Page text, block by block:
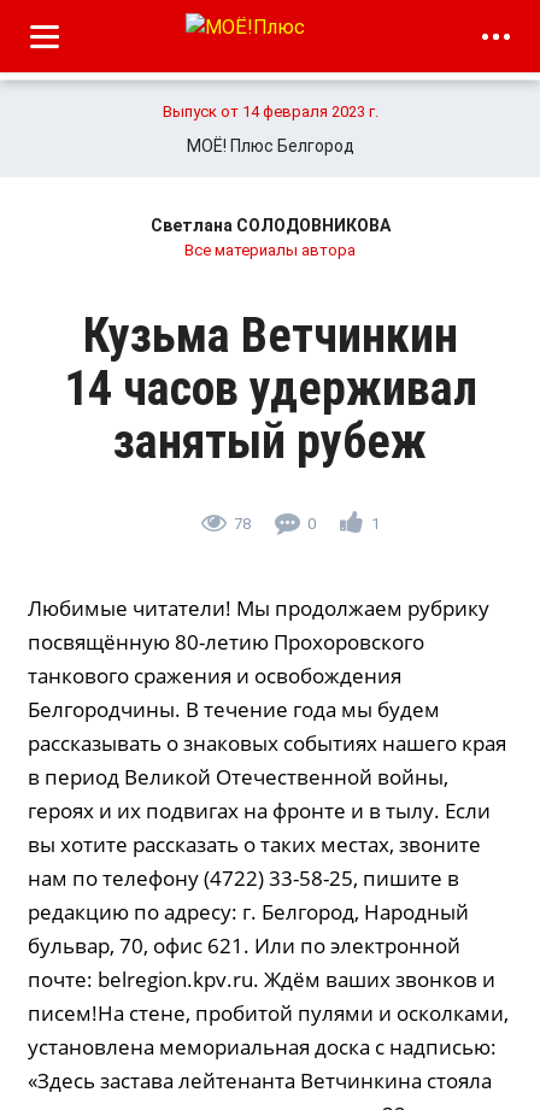
Выпуск от 14 февраля 2023 г.
МОЁ! Плюс Белгород
Светлана СОЛОДОВНИКОВА
Все материалы автора
Кузьма Ветчинкин
14 часов удерживал
занятый рубеж
78 0 1
Любимые читатели! Мы продолжаем рубрику
посвящённую 80-летию Прохоровского
танкового сражения и освобождения
Белгородчины. В течение года мы будем
рассказывать о знаковых событиях нашего края
в период Великой Отечественной войны,
героях и их подвигах на фронте и в тылу. Если
вы хотите рассказать о таких местах, звоните
нам по телефону (4722) 33-58-25, пишите в
редакцию по адресу: г. Белгород, Народный
бульвар, 70, офис 621. Или по электронной
почте: belregion.kpv.ru. Ждём ваших звонков и
писем!На стене, пробитой пулями и осколками,
установлена мемориальная доска с надписью:
«Здесь застава лейтенанта Ветчинкина стояла